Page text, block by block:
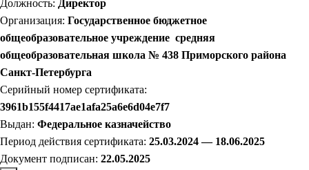
Должность: Директор
Организация: Государственное бюджетное
общеобразовательное учреждение средняя
общеобразовательная школа № 438 Приморского района
Санкт-Петербурга
Серийный номер сертификата:
3961b155f4417ae1afa25a6e6d04e7f7
Выдан: Федеральное казначейство
Период действия сертификата: 25.03.2024 — 18.06.2025
Документ подписан: 22.05.2025